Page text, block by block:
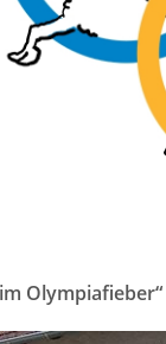
Olympiafieber“